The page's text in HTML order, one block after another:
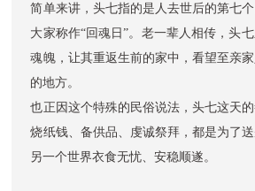
简单来讲，头七指的是人去世后的第七
大家称作“回魂日”。老一辈人相传，头
魂魄，让其重返生前的家中，看望至亲
的地方。
也正因这个特殊的民俗说法，头七这天
烧纸钱、备供品、虔诚祭拜，都是为了
另一个世界衣食无忧、安稳顺遂。